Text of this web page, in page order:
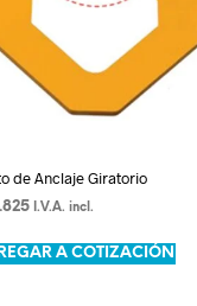
de Anclaje Giratorio
I.V.A. incl.
A COTIZACIÓN